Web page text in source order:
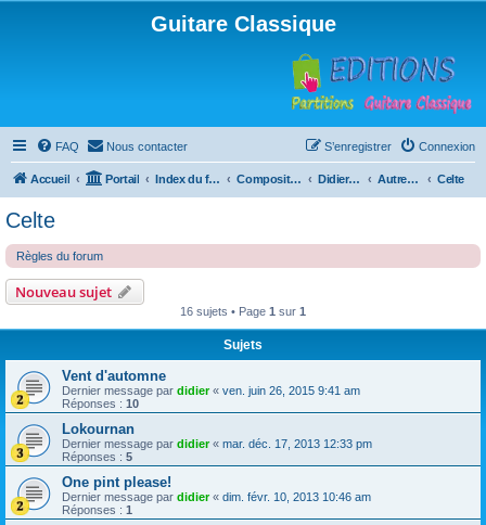
Guitare Classique
FAQ Nous contacter Connexion
S’enregistrer
Accueil Portail Index du forum Compositions Didierland Autres musiques Celte
Celte
Règles du forum
Nouveau sujet
16 sujets • Page 1 sur 1
Sujets
Vent d'automne
Dernier message par didier« ven. juin 26, 2015 9:41 am
Réponses : 10
Lokournan
Dernier message par didier« mar. déc. 17, 2013 12:33 pm
Réponses : 5
One pint please!
Dernier message par didier« dim. févr. 10, 2013 10:46 am
Réponses : 1